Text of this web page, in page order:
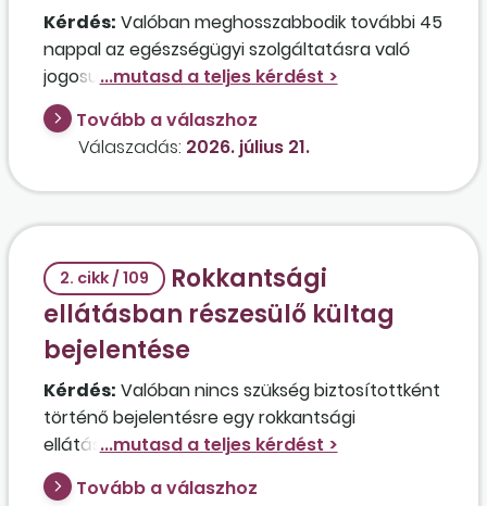
Kérdés: Valóban meghosszabbodik további 45
nappal az egészségügyi szolgáltatásra való
jogosultság abban az esetben, ha egy
munkavállaló, akinek 2026. június 30-án
megszűnt a munkaviszonya, a jogviszony
megszűnését követő 45 nap alatt, amikor még
a jogszabály alapján jogosult az egészségügyi
Tovább a válaszhoz
Válaszadás: 2026. július 21.
2. cikk / 109
Rokkantsági
ellátásban részesülő kültag
bejelentése
Kérdés: Valóban nincs szükség biztosítottként
történő bejelentésre egy rokkantsági
ellátásban részesülő, 80 százalékos
egészségügyi károsodott személy esetében
annak érdekében, hogy rendszeres, díjmentes
Tovább a válaszhoz